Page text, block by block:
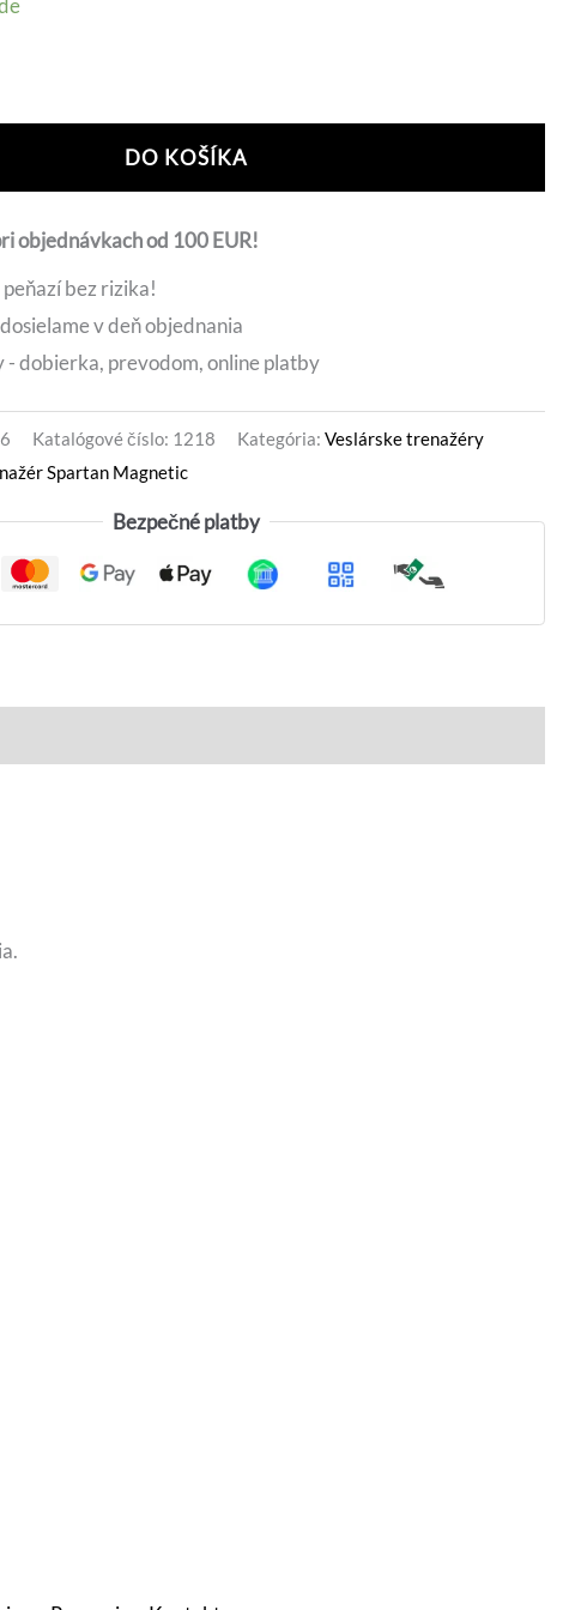
€.
DO KOŠÍKA
objednávkach od 100 EUR!
bez rizika!
v deň objednania
- dobierka, prevodom, online platby
Katalógové číslo: 1218 Kategória:Veslárske trenažéry
Spartan Magnetic
Bezpečné platby